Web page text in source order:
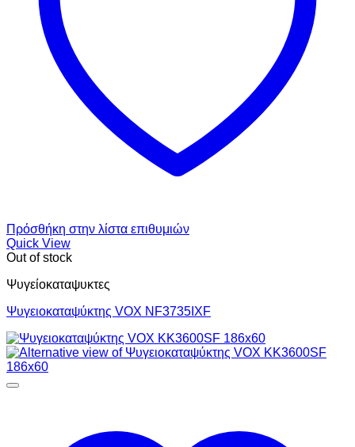
Πρόσθήκη στην λίστα επιθυμιών
Quick View
Out of stock
Ψυγείοκαταψυκτες
Ψυγειοκαταψύκτης VOX NF3735IXF